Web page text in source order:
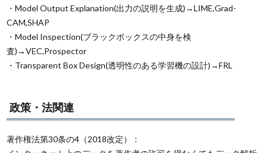
・Model Output Explanation(出力の説明を生成)→LIME,Grad-
CAM,SHAP
・Model Inspection(ブラックボックスの中身を検
査)→VEC,Prospector
・Transparent Box Design(透明性のある学習機の設計)→FRL
政策・法関連
著作権法第30条の4（2018改定）：